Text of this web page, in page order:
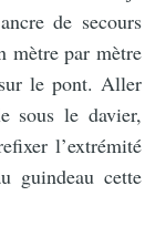
de secours
mètre par mètre
le pont. Aller
sous le davier,
l’extrémité
guindeau cette